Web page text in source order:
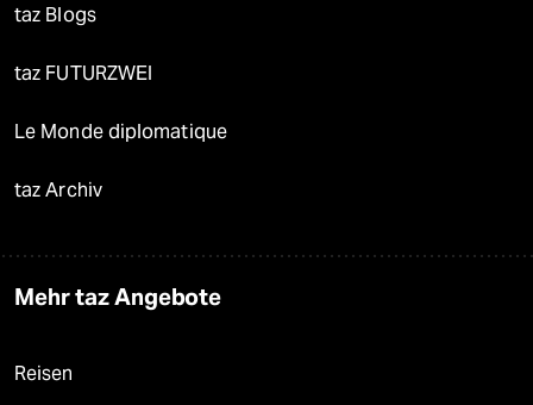
taz Blogs
taz FUTURZWEI
Le Monde diplomatique
taz Archiv
Mehr taz Angebote
Reisen